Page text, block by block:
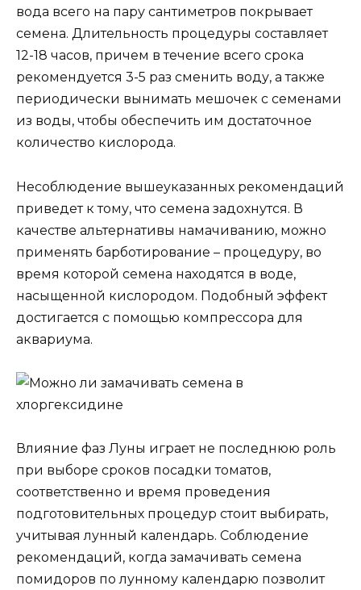
вода всего на пару сантиметров покрывает
семена. Длительность процедуры составляет
12-18 часов, причем в течение всего срока
рекомендуется 3-5 раз сменить воду, а также
периодически вынимать мешочек с семенами
из воды, чтобы обеспечить им достаточное
количество кислорода.
Несоблюдение вышеуказанных рекомендаций
приведет к тому, что семена задохнутся. В
качестве альтернативы намачиванию, можно
применять барботирование – процедуру, во
время которой семена находятся в воде,
насыщенной кислородом. Подобный эффект
достигается с помощью компрессора для
аквариума.
Влияние фаз Луны играет не последнюю роль
при выборе сроков посадки томатов,
соответственно и время проведения
подготовительных процедур стоит выбирать,
учитывая лунный календарь. Соблюдение
рекомендаций, когда замачивать семена
помидоров по лунному календарю позволит